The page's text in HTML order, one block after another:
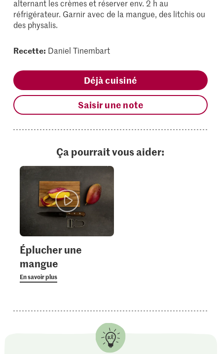
alternant les crèmes et réserver env. 2 h au
réfrigérateur. Garnir avec de la mangue, des litchis ou
des physalis.
Recette: Daniel Tinembart
Déjà cuisiné
Saisir une note
Ça pourrait vous aider:
Éplucher une
mangue
En savoir plus